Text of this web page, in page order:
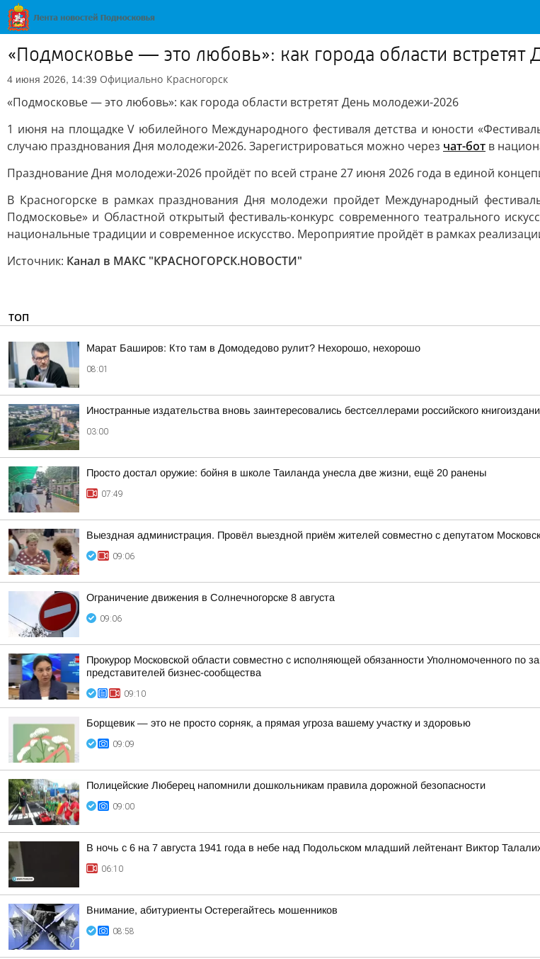
«Подмосковье — это любовь»: как города области
4 июня 2026, 14:39 Официально Красногорск
«Подмосковье — это любовь»: как города области встретят День молодежи-2026
1 июня на площадке V юбилейного Международного фестиваля детства и юности
случаю празднования Дня молодежи-2026. Зарегистрироваться можно через чат-бот в
Празднование Дня молодежи-2026 пройдёт по всей стране 27 июня 2026 года в единой
В Красногорске в рамках празднования Дня молодежи пройдет Международный
Подмосковье» и Областной открытый фестиваль-конкурс современного театрального
национальные традиции и современное искусство. Мероприятие пройдёт в рамках
Источник: Канал в МАКС "КРАСНОГОРСК.НОВОСТИ"
ТОП
Марат Баширов: Кто там в Домодедово рулит? Нехорошо, нехорошо
08:01
Иностранные издательства вновь заинтересовались бестселлерами российского
03:00
Просто достал оружие: бойня в школе Таиланда унесла две жизни, ещё 20 ранены
07:49
Выездная администрация. Провёл выездной приём жителей совместно с депутатом
09:06
Ограничение движения в Солнечногорске 8 августа
09:06
Прокурор Московской области совместно с исполняющей обязанности Уполномоченного по
представителей бизнес-сообщества
09:10
Борщевик — это не просто сорняк, а прямая угроза вашему участку и здоровью
09:09
Полицейские Люберец напомнили дошкольникам правила дорожной безопасности
09:00
В ночь с 6 на 7 августа 1941 года в небе над Подольском младший лейтенант Виктор
06:10
Внимание, абитуриенты Остерегайтесь мошенников
08:58